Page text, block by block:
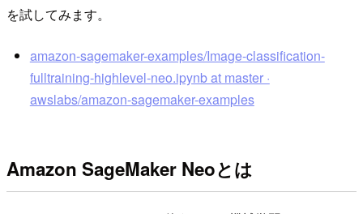
を試してみます。
amazon-sagemaker-examples/Image-classification-
fulltraining-highlevel-neo.ipynb at master ·
awslabs/amazon-sagemaker-examples
Amazon SageMaker Neoとは